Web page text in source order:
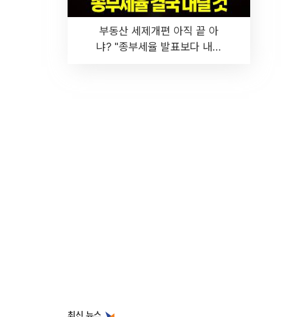
부동산 세제개편 아직 끝 아
냐? "종부세율 발표보다 내릴